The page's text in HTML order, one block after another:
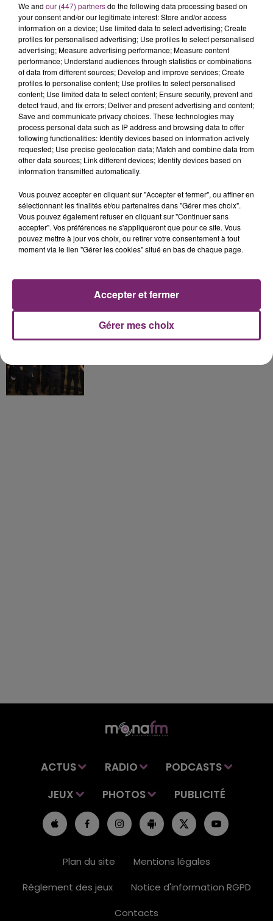
La Bulle - Guinguette éphémère
de Frelinghien !
éclipse solaire du 12 Août 2026
158 pompiers de la région sont
partis hier soir pour la Gironde
ACTUS RADIO
PODCASTS
JEUX
PHOTOS PUBLICITÉ
Plan du site
Mentions légales
Règlement des jeux
Notice d'information RGPD
Contacts
We and our (447) partnersdo the following data processing based on
your consent and/or our legitimate interest: Store and/or access
information on a device; Use limited data to select advertising; Create
profiles for personalised advertising; Use profiles to select personalised
advertising; Measure advertising performance; Measure content
performance; Understand audiences through statistics or combinations
of data from different sources; Develop and improve services; Create
profiles to personalise content; Use profiles to select personalised
content; Use limited data to select content; Ensure security, prevent and
detect fraud, and fix errors; Deliver and present advertising and content;
Save and communicate privacy choices. These technologies may
process personal data such as IP address and browsing data to offer
following functionalities: Identify devices based on information actively
requested; Use precise geolocation data; Match and combine data from
other data sources; Link different devices; Identify devices based on
information transmitted automatically.
Vous pouvez accepter en cliquant sur "Accepter et fermer", ou affiner en
sélectionnant les finalités et/ou partenaires dans "Gérer mes choix".
Vous pouvez également refuser en cliquant sur "Continuer sans
accepter". Vos préférences ne s'appliqueront que pour ce site. Vous
pouvez mettre à jour vos choix, ou retirer votre consentement à tout
moment via le lien "Gérer les cookies" situé en bas de chaque page.
Gérer mes choix
Accepter et fermer